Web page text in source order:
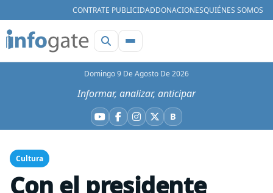
CONTRATE PUBLICIDADDONACIONESQUIÉNES SOMOS
Domingo 9 De Agosto De 2026
Informar, analizar, anticipar
YouTube
Facebook
Instagram
X BBluesky
Cultura
Con el presidente